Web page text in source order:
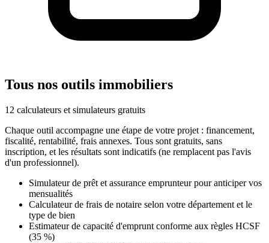
Tous nos outils immobiliers
12 calculateurs et simulateurs gratuits
Chaque outil accompagne une étape de votre projet : financement,
fiscalité, rentabilité, frais annexes. Tous sont gratuits, sans
inscription, et les résultats sont indicatifs (ne remplacent pas l'avis
d'un professionnel).
Simulateur de prêt et assurance emprunteur pour anticiper vos
mensualités
Calculateur de frais de notaire selon votre département et le
type de bien
Estimateur de capacité d'emprunt conforme aux règles HCSF
(35 %)